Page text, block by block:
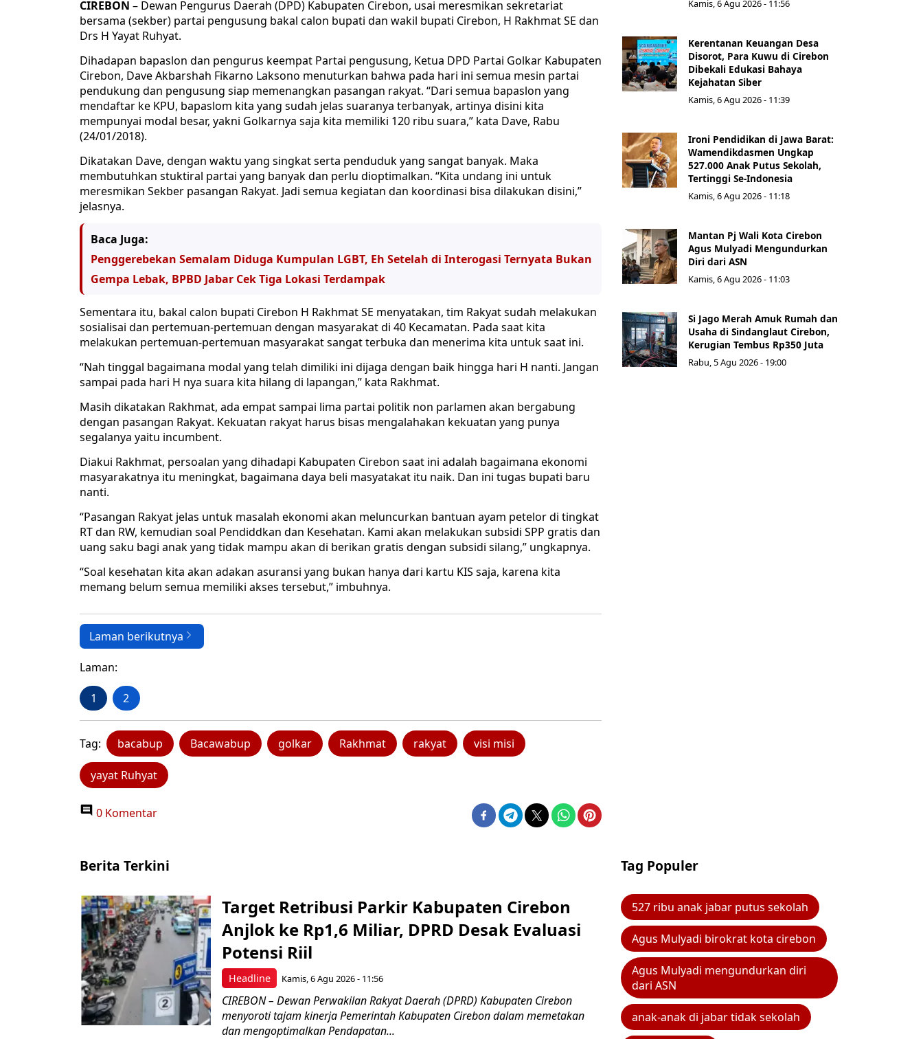
CIREBON – Dewan Pengurus Daerah (DPD) Kabupaten Cirebon, usai meresmikan sekretariat
bersama (sekber) partai pengusung bakal calon bupati dan wakil bupati Cirebon, H Rakhmat SE dan
Drs H Yayat Ruhyat.
Dihadapan bapaslon dan pengurus keempat Partai pengusung, Ketua DPD Partai Golkar Kabupaten
Cirebon, Dave Akbarshah Fikarno Laksono menuturkan bahwa pada hari ini semua mesin partai
pendukung dan pengusung siap memenangkan pasangan rakyat. “Dari semua bapaslon yang
mendaftar ke KPU, bapaslom kita yang sudah jelas suaranya terbanyak, artinya disini kita
mempunyai modal besar, yakni Golkarnya saja kita memiliki 120 ribu suara,” kata Dave, Rabu
(24/01/2018).
Dikatakan Dave, dengan waktu yang singkat serta penduduk yang sangat banyak. Maka
membutuhkan stuktiral partai yang banyak dan perlu dioptimalkan. “Kita undang ini untuk
meresmikan Sekber pasangan Rakyat. Jadi semua kegiatan dan koordinasi bisa dilakukan disini,”
jelasnya.
Baca Juga:
Penggerebekan Semalam Diduga Kumpulan LGBT, Eh Setelah di Interogasi Ternyata Bukan
Gempa Lebak, BPBD Jabar Cek Tiga Lokasi Terdampak
Sementara itu, bakal calon bupati Cirebon H Rakhmat SE menyatakan, tim Rakyat sudah melakukan
sosialisai dan pertemuan-pertemuan dengan masyarakat di 40 Kecamatan. Pada saat kita
melakukan pertemuan-pertemuan masyarakat sangat terbuka dan menerima kita untuk saat ini.
“Nah tinggal bagaimana modal yang telah dimiliki ini dijaga dengan baik hingga hari H nanti. Jangan
sampai pada hari H nya suara kita hilang di lapangan,” kata Rakhmat.
Masih dikatakan Rakhmat, ada empat sampai lima partai politik non parlamen akan bergabung
dengan pasangan Rakyat. Kekuatan rakyat harus bisas mengalahakan kekuatan yang punya
segalanya yaitu incumbent.
Diakui Rakhmat, persoalan yang dihadapi Kabupaten Cirebon saat ini adalah bagaimana ekonomi
masyarakatnya itu meningkat, bagaimana daya beli masyatakat itu naik. Dan ini tugas bupati baru
nanti.
“Pasangan Rakyat jelas untuk masalah ekonomi akan meluncurkan bantuan ayam petelor di tingkat
RT dan RW, kemudian soal Pendiddkan dan Kesehatan. Kami akan melakukan subsidi SPP gratis dan
uang saku bagi anak yang tidak mampu akan di berikan gratis dengan subsidi silang,” ungkapnya.
“Soal kesehatan kita akan adakan asuransi yang bukan hanya dari kartu KIS saja, karena kita
memang belum semua memiliki akses tersebut,” imbuhnya.
Laman berikutnya
Laman:
1 2
Tag: bacabup Bacawabup golkar Rakhmat rakyat visi misi
yayat Ruhyat
0 Komentar
Kamis, 6 Agu 2026 - 11:56
Kerentanan Keuangan Desa
Disorot, Para Kuwu di Cirebon
Dibekali Edukasi Bahaya
Kejahatan Siber
Kamis, 6 Agu 2026 - 11:39
Ironi Pendidikan di Jawa Barat:
Wamendikdasmen Ungkap
527.000 Anak Putus Sekolah,
Tertinggi Se-Indonesia
Kamis, 6 Agu 2026 - 11:18
Mantan Pj Wali Kota Cirebon
Agus Mulyadi Mengundurkan
Diri dari ASN
Kamis, 6 Agu 2026 - 11:03
Si Jago Merah Amuk Rumah dan
Usaha di Sindanglaut Cirebon,
Kerugian Tembus Rp350 Juta
Rabu, 5 Agu 2026 - 19:00
Berita Terkini
Headline
Target Retribusi Parkir Kabupaten Cirebon
Anjlok ke Rp1,6 Miliar, DPRD Desak Evaluasi
Potensi Riil
Kamis, 6 Agu 2026 - 11:56
CIREBON – Dewan Perwakilan Rakyat Daerah (DPRD) Kabupaten Cirebon
menyoroti tajam kinerja Pemerintah Kabupaten Cirebon dalam memetakan
dan mengoptimalkan Pendapatan...
Tag Populer
527 ribu anak jabar putus sekolah
Agus Mulyadi birokrat kota cirebon
Agus Mulyadi mengundurkan diri
dari ASN
anak-anak di jabar tidak sekolah